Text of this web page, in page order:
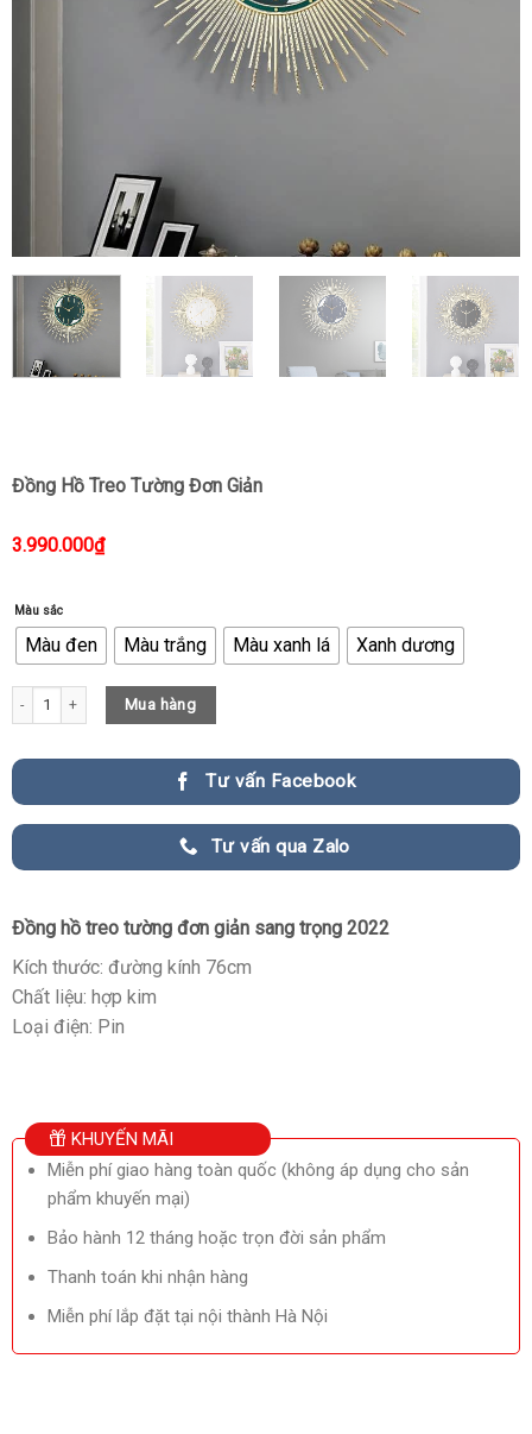
Đồng Hồ Treo Tường Đơn Giản
3.990.000₫
Màu sắc
Màu đen Màu trắng Màu xanh lá Xanh dương
Đồng Hồ Treo Tường Đơn Giản quantity
Mua hàng
Tư vấn Facebook
Tư vấn qua Zalo
Đồng hồ treo tường đơn giản sang trọng 2022
Kích thước: đường kính 76cm
Chất liệu: hợp kim
Loại điện: Pin
KHUYẾN MÃI
Miễn phí giao hàng toàn quốc (không áp dụng cho sản
phẩm khuyến mại)
Bảo hành 12 tháng hoặc trọn đời sản phẩm
Thanh toán khi nhận hàng
Miễn phí lắp đặt tại nội thành Hà Nội